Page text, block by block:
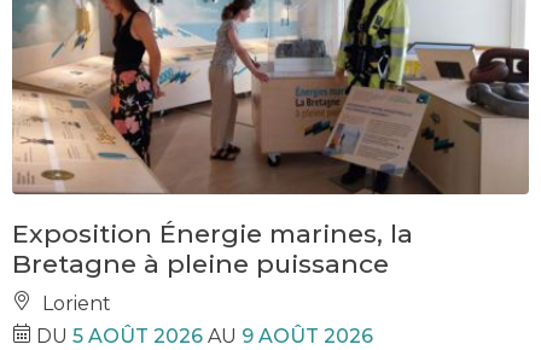
Exposition Énergie marines, la
Bretagne à pleine puissance
Lorient
DU 5 AOÛT 2026 AU 9 AOÛT 2026